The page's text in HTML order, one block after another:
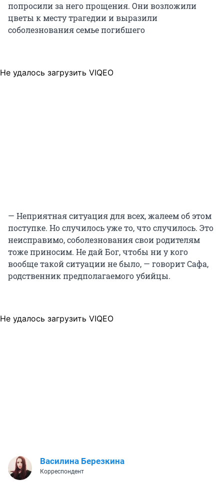
попросили за него прощения. Они возложили
цветы к месту трагедии и выразили
соболезнования семье погибшего
Не удалось загрузить VIQEO
— Неприятная ситуация для всех, жалеем об этом
поступке. Но случилось уже то, что случилось. Это
неисправимо, соболезнования свои родителям
тоже приносим. Не дай Бог, чтобы ни у кого
вообще такой ситуации не было, — говорит Сафа,
родственник предполагаемого убийцы.
Не удалось загрузить VIQEO
Василина Березкина
Корреспондент